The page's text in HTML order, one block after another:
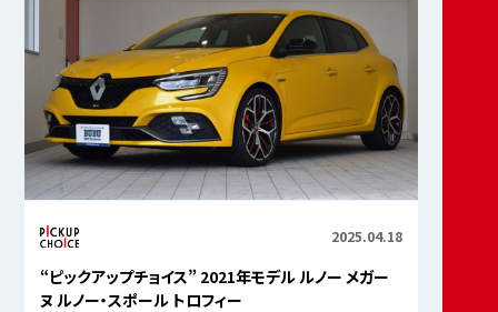
2025.04.18
“ピックアップチョイス” 2021年モデル ルノー メガー
ヌ ルノー・スポール トロフィー